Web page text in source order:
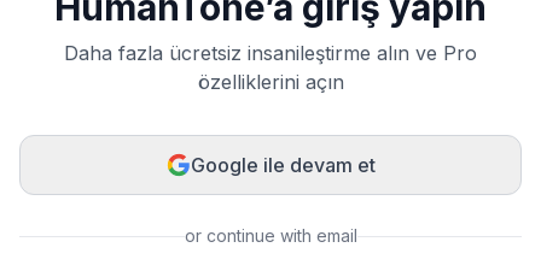
Daha fazla ücretsiz insanileştirme alın ve Pro
özelliklerini açın
Google ile devam et
or continue with email